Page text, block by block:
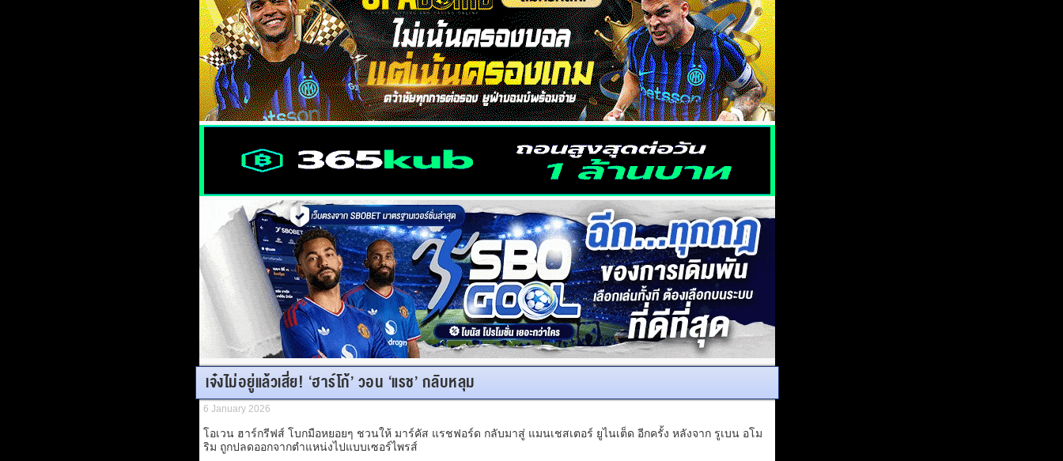
เจ๋งไม่อยู่แล้วเสี่ย! ‘ฮาร์โก้’ วอน ‘แรช’ กลับหลุม
6 January 2026
โอเวน ฮาร์กรีฟส์ โบกมือหยอยๆ ชวนให้ มาร์คัส แรชฟอร์ด กลับมาสู่ แมนเชสเตอร์ ยูไนเต็ด อีกครั้ง หลังจาก รูเบน อโม
ริม ถูกปลดออกจากตำแหน่งไปแบบเซอร์ไพรส์